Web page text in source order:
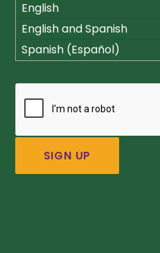
English
English and Spanish
(Español)
Spanish (Español)